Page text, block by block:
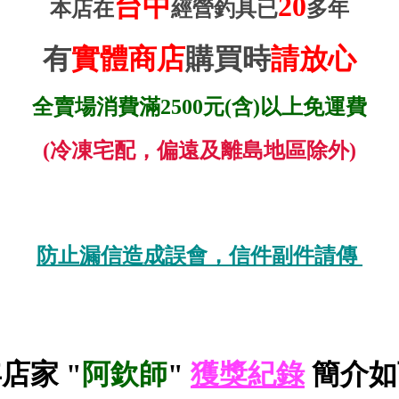
本店在 經營釣具已 多年
有實體商店購買時請放心
全賣場消費滿2500元(含)以上免運費
(冷凍宅配，偏遠及離島地區除外)
防止漏信造成誤會，信件副件請傳
家 " 阿欽師" 獲獎紀錄 簡介